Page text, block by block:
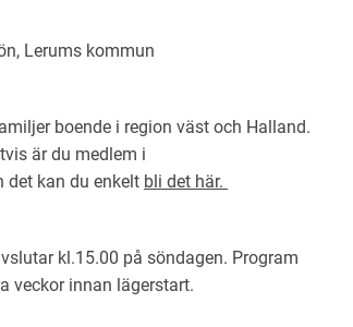
Lerums kommun
boende i region väst och Halland.
är du medlem i
det kan du enkelt bli det här.
kl.15.00 på söndagen. Program
veckor innan lägerstart.